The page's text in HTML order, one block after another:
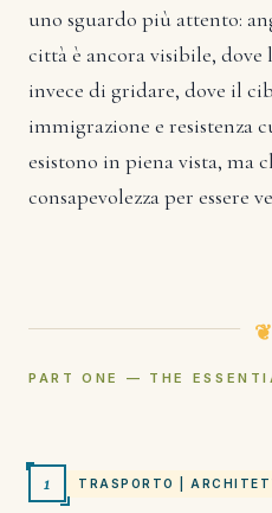
uno sguardo più attento:
città è ancora visibile,
invece di gridare, dove il
immigrazione e resistenza
esistono in piena vista, ma
consapevolezza per essere
PART ONE — THE
1 TRASPORTO |